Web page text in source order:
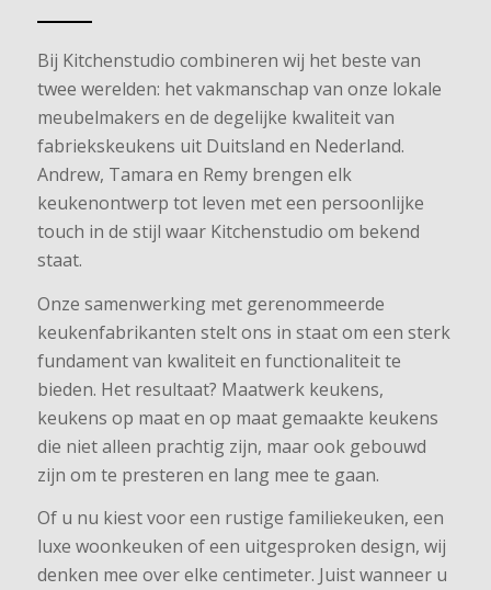
Bij Kitchenstudio combineren wij het beste van
twee werelden: het vakmanschap van onze lokale
meubelmakers en de degelijke kwaliteit van
fabriekskeukens uit Duitsland en Nederland.
Andrew, Tamara en Remy brengen elk
keukenontwerp tot leven met een persoonlijke
touch in de stijl waar Kitchenstudio om bekend
staat.
Onze samenwerking met gerenommeerde
keukenfabrikanten stelt ons in staat om een sterk
fundament van kwaliteit en functionaliteit te
bieden. Het resultaat? Maatwerk keukens,
keukens op maat en op maat gemaakte keukens
die niet alleen prachtig zijn, maar ook gebouwd
zijn om te presteren en lang mee te gaan.
Of u nu kiest voor een rustige familiekeuken, een
luxe woonkeuken of een uitgesproken design, wij
denken mee over elke centimeter. Juist wanneer u